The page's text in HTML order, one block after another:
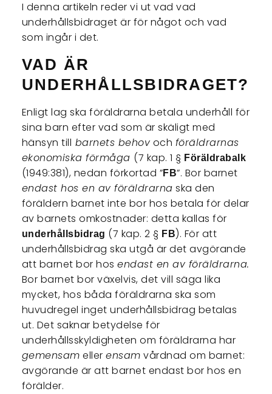
I denna artikeln reder vi ut vad vad
underhållsbidraget är för något och vad
som ingår i det.
VAD ÄR
UNDERHÅLLSBIDRAGET?
Enligt lag ska föräldrarna betala underhåll för
sina barn efter vad som är skäligt med
hänsyn till barnets behov och föräldrarnas
ekonomiska förmåga (7 kap. 1 § Föräldrabalk
(1949:381), nedan förkortad ”FB”. Bor barnet
endast hos en av föräldrarna ska den
föräldern barnet inte bor hos betala för delar
av barnets omkostnader: detta kallas för
underhållsbidrag (7 kap. 2 § FB). För att
underhållsbidrag ska utgå är det avgörande
att barnet bor hosendast en av föräldrarna.
Bor barnet bor växelvis, det vill säga lika
mycket, hos båda föräldrarna ska som
huvudregel inget underhållsbidrag betalas
ut. Det saknar betydelse för
underhållsskyldigheten om föräldrarna har
gemensam ellerensam vårdnad om barnet:
avgörande är att barnet endast bor hos en
förälder.